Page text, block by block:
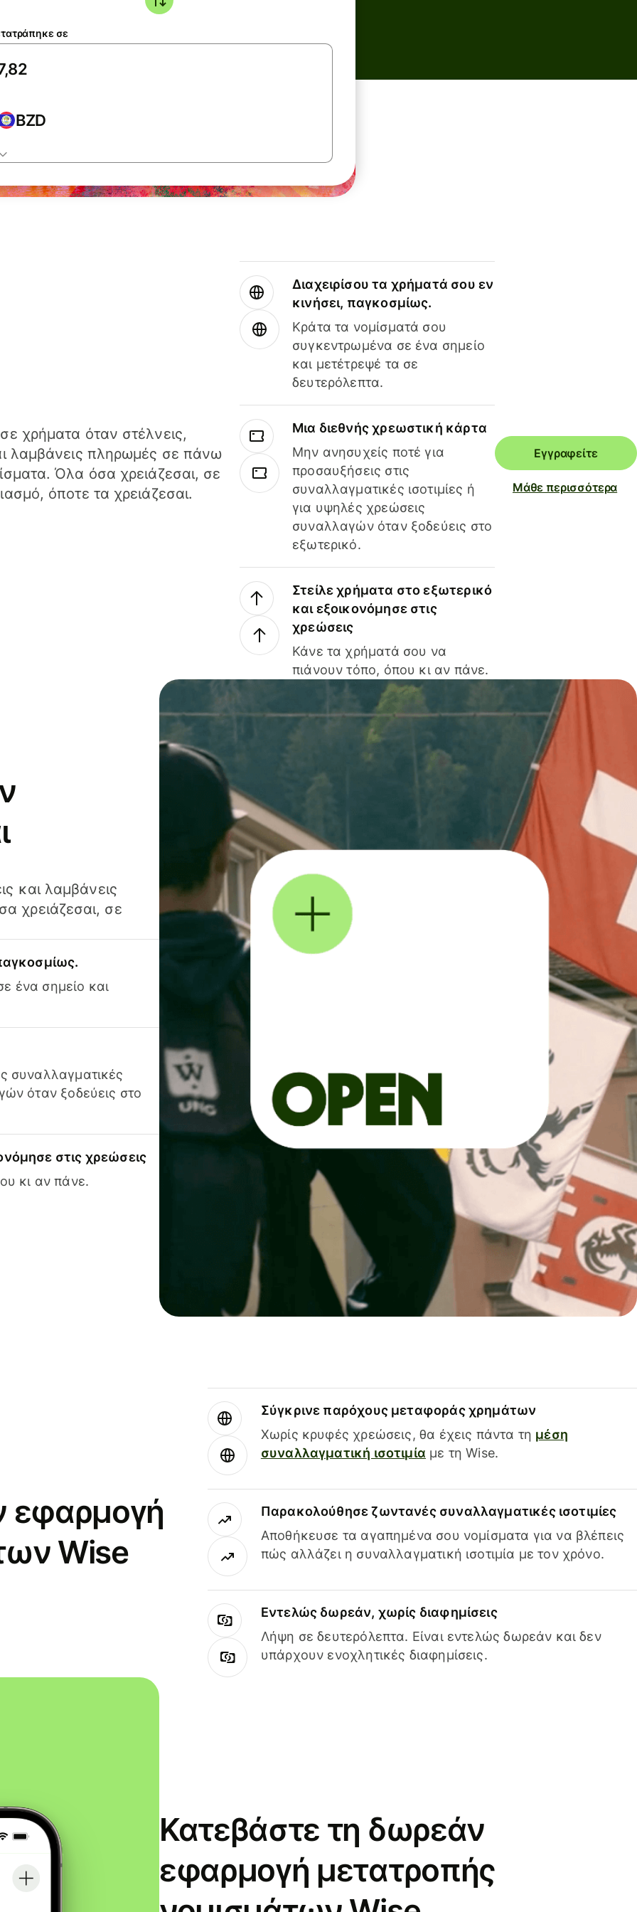
σε
BZD
χρήματα όταν στέλνεις,
λαμβάνεις πληρωμές σε πάνω
Όλα όσα χρειάζεσαι, σε
όποτε τα χρειάζεσαι.
Διαχειρίσου τα χρήματά σου εν
κινήσει, παγκοσμίως.
Κράτα τα νομίσματά σου
συγκεντρωμένα σε ένα σημείο
και μετέτρεψέ τα σε
δευτερόλεπτα.
Μια διεθνής χρεωστική κάρτα
Μην ανησυχείς ποτέ για
προσαυξήσεις στις
συναλλαγματικές ισοτιμίες ή
για υψηλές χρεώσεις
συναλλαγών όταν ξοδεύεις στο
εξωτερικό.
Στείλε χρήματα στο εξωτερικό
και εξοικονόμησε στις
χρεώσεις
Κάνε τα χρήματά σου να
πιάνουν τόπο, όπου κι αν πάνε.
Εγγραφείτε
Μάθε περισσότερα
και λαμβάνεις
χρειάζεσαι, σε
ένα σημείο και
συναλλαγματικές
όταν ξοδεύεις στο
στις χρεώσεις
κι αν πάνε.
εφαρμογή
Wise
Σύγκρινε παρόχους μεταφοράς χρημάτων
Χωρίς κρυφές χρεώσεις, θα έχεις πάντα τη μέση
συναλλαγματική ισοτιμία με τη Wise.
Παρακολούθησε ζωντανές συναλλαγματικές ισοτιμίες
Αποθήκευσε τα αγαπημένα σου νομίσματα για να βλέπεις
πώς αλλάζει η συναλλαγματική ισοτιμία με τον χρόνο.
Εντελώς δωρεάν, χωρίς διαφημίσεις
Λήψη σε δευτερόλεπτα. Είναι εντελώς δωρεάν και δεν
υπάρχουν ενοχλητικές διαφημίσεις.
Κατεβάστε τη δωρεάν
εφαρμογή μετατροπής